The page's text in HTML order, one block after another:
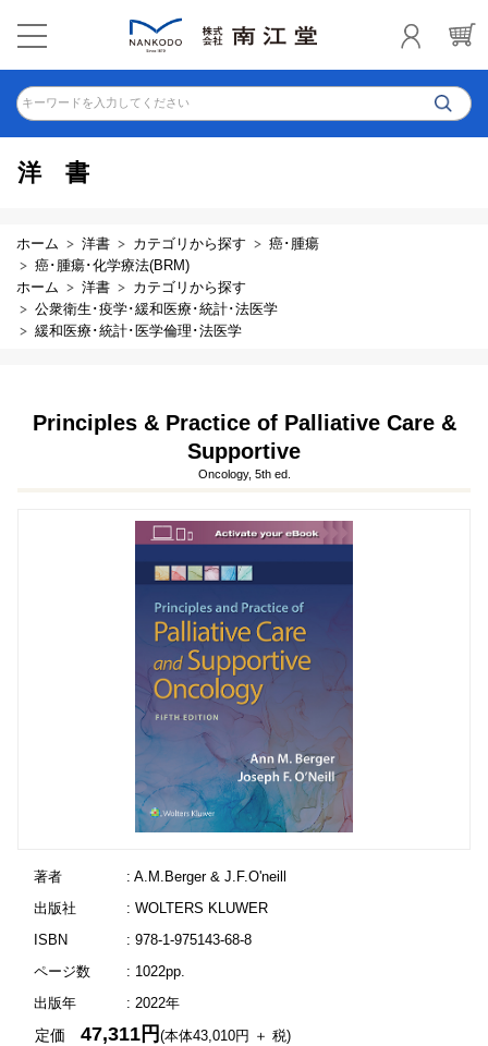
キーワードを入力してください
洋書
ホーム 洋書 カテゴリから探す
癌･腫瘍
癌･腫瘍･化学療法(BRM)
ホーム
洋書
カテゴリから探す
公衆衛生･疫学･緩和医療･統計･法医学
緩和医療･統計･医学倫理･法医学
Principles & Practice of Palliative Care &
Supportive
Oncology, 5th ed.
著者
: A.M.Berger & J.F.O'neill
出版社
: WOLTERS KLUWER
ISBN
: 978-1-975143-68-8
ページ数
: 1022pp.
出版年
: 2022年
定価47,311円(本体43,010円 ＋ 税)